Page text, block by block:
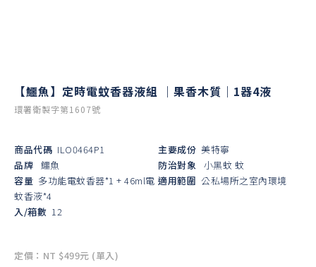
【鱷魚】定時電蚊香器液組 ｜果香木質｜1器4液
環署衛製字第1607號
商品代碼 ILO0464P1
品牌 鱷魚
容量 多功能電蚊香器*1 + 46ml電
蚊香液*4
入/箱數 12
主要成份 美特寧
防治對象 小黑蚊 蚊
適用範圍 公私場所之室內環境
定價：NT $499元 (單入)